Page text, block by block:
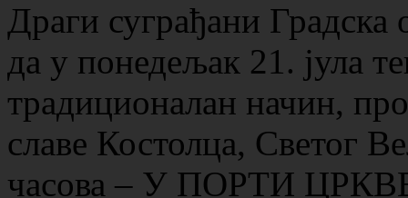
Драги суграђани
да у понедељак 21. јула
традиционалан начин,
славе Костолца, Светог
часова – У ПОРТИ